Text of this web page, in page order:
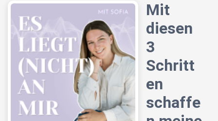
Mit
diesen
3
Schritt
en
schaffe